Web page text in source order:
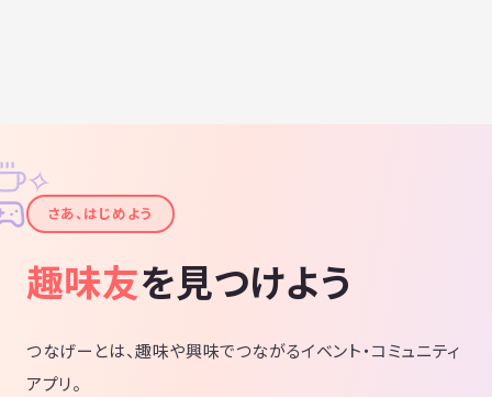
✦
✧
さあ、はじめよう
趣味友を見つけよう
つなげーとは、趣味や興味でつながるイベント・コミュニティ
アプリ。